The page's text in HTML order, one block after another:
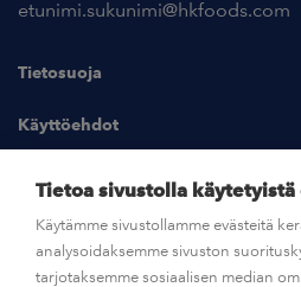
etunimi.sukunimi@hkfoods.com
Tietosuoja
Käyttöehdot
Kuvapankki
UUTISHUONE
Tietoa sivustolla käytetyistä
Käytämme sivustollamme evästeitä
analysoidaksemme sivuston
tarjotaksemme sosiaalisen median